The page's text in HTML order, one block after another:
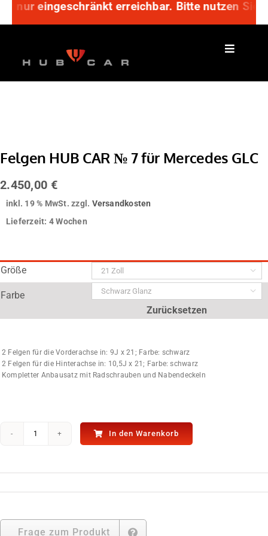
Zum
springen
eingeschränkt erreichbar. Bitte nutzen Sie
Felgen HUB CAR № 7 für Mercedes GLC
2.450,00 €
inkl. 19 % MwSt. zzgl. Versandkosten
Lieferzeit: 4 Wochen
Größe 
Farbe 
Zurücksetzen
2 Felgen für die Vorderachse in: 9J x 21; Farbe: schwarz
2 Felgen für die Hinterachse in: 10,5J x 21; Farbe: schwarz
Kompletter Anbausatz mit Radschrauben und Nabendeckeln
Felgen
№
für
GLC
Menge
In den Warenkorb
Frage zum Produkt